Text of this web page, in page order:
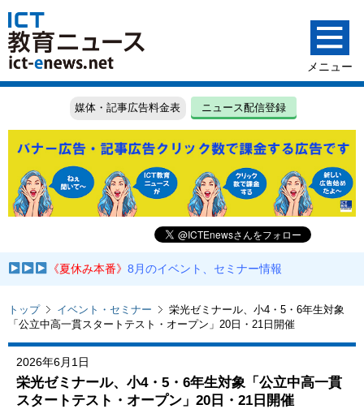
媒体・記事広告料金表 ニュース配信登録
《夏休み本番》8月のイベント、セミナー情報
トップ イベント・セミナー
栄光ゼミナール、小4・5・6年生対象
「公立中高一貫スタートテスト・オープン」20日・21日開催
2026年6月1日
栄光ゼミナール、小4・5・6年生対象「公立中高一貫
スタートテスト・オープン」20日・21日開催